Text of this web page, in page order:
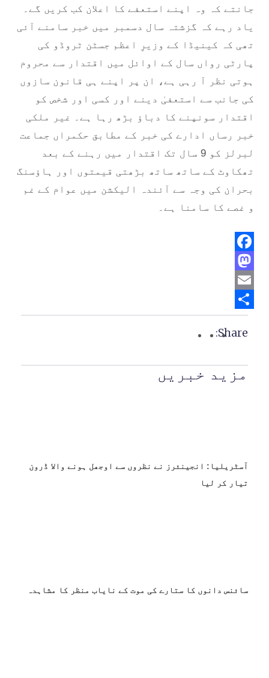
جانتے کہ وہ اپنے استعفے کا اعلان کب کریں گے۔
یاد رہے کہ گزشتہ سال دسمبر میں خبر سامنے آئی
تھی کہ کینیڈا کے وزیرِ اعظم جسٹن ٹروڈو کی
پارٹی رواں سال کے اوائل میں اقتدار سے محروم
ہوتی نظر آ رہی ہے، ان پر اپنے ہی قانون سازوں
کی جانب سے استعفیٰ دینے اور کسی اور شخص کو
اقتدار سونپنے کا دباؤ بڑھ رہا ہے۔ غیر ملکی
خبر رساں ادارے کی خبر کے مطابق حکمراں جماعت
لبرلز کو 9 سال تک اقتدار میں رہنے کے بعد
تھکاوٹ کے ساتھ ساتھ بڑھتی قیمتوں اور ہاؤسنگ
بحران کی وجہ سے آئندہ الیکشن میں عوام کے غم
و غصے کا سامنا ہے۔
Facebook
Mastodon
Email
Share
Share:
مزید خبریں
آسٹریلیا: انجینئرز نے نظروں سے اوجھل ہونے والا ڈرون
تیار کر لیا
سائنس دانوں کا ستارے کی موت کے نایاب منظر کا مشاہدہ